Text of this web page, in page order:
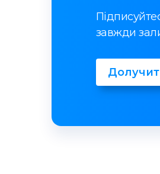
завжди